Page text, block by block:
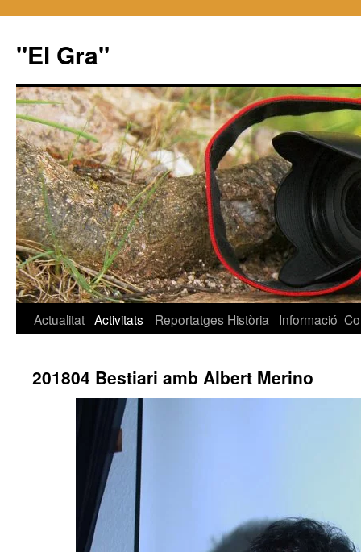
"El Gra"
Saltar
contenido
Actualitat Activitats Reportatges Història Informació
201804 Bestiari amb Albert Merino